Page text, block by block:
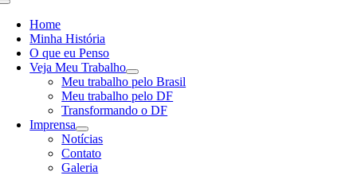
Toggle
NavigationHome
Minha História
O que eu Penso
Veja Meu Trabalho
Meu trabalho pelo Brasil
Meu trabalho pelo DF
Transformando o DF
Imprensa
Notícias
Contato
Galeria